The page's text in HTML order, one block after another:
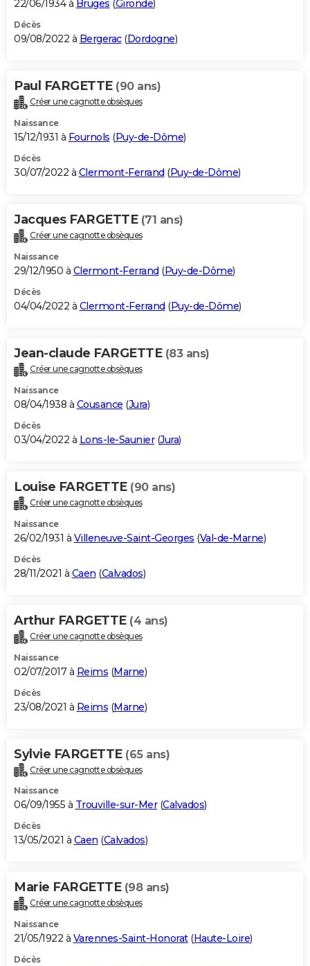
22/06/1934 à Bruges (Gironde)
Décès
09/08/2022 à Bergerac(Dordogne)
Paul FARGETTE (90 ans)
Créer une cagnotte obsèques
Naissance
15/12/1931 à Fournols (Puy-de-Dôme)
Décès
30/07/2022 à Clermont-Ferrand (Puy-de-Dôme)
Jacques FARGETTE (71 ans)
Créer une cagnotte obsèques
Naissance
29/12/1950 à Clermont-Ferrand (Puy-de-Dôme)
Décès
04/04/2022 à Clermont-Ferrand (Puy-de-Dôme)
Jean-claude FARGETTE (83 ans)
Créer une cagnotte obsèques
Naissance
08/04/1938 à Cousance (Jura)
Décès
03/04/2022 à Lons-le-Saunier(Jura)
Louise FARGETTE (90 ans)
Créer une cagnotte obsèques
Naissance
26/02/1931 à Villeneuve-Saint-Georges (Val-de-Marne)
Décès
28/11/2021 à Caen (Calvados)
Arthur FARGETTE (4 ans)
Créer une cagnotte obsèques
Naissance
02/07/2017 à Reims (Marne)
Décès
23/08/2021 à Reims (Marne)
Sylvie FARGETTE (65 ans)
Créer une cagnotte obsèques
Naissance
06/09/1955 à Trouville-sur-Mer(Calvados)
Décès
13/05/2021 à Caen (Calvados)
Marie FARGETTE (98 ans)
Créer une cagnotte obsèques
Naissance
21/05/1922 à Varennes-Saint-Honorat(Haute-Loire)
Décès